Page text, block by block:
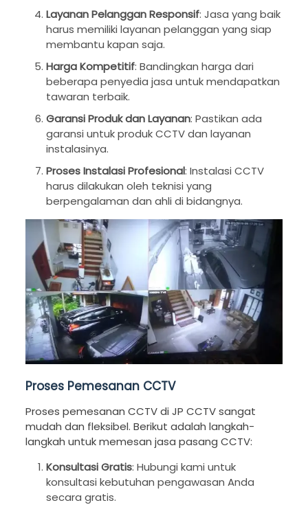
Layanan Pelanggan Responsif: Jasa yang baik
harus memiliki layanan pelanggan yang siap
membantu kapan saja.
Harga Kompetitif: Bandingkan harga dari
beberapa penyedia jasa untuk mendapatkan
tawaran terbaik.
Garansi Produk dan Layanan: Pastikan ada
garansi untuk produk CCTV dan layanan
instalasinya.
Proses Instalasi Profesional: Instalasi CCTV
harus dilakukan oleh teknisi yang
berpengalaman dan ahli di bidangnya.
Proses Pemesanan CCTV
Proses pemesanan CCTV di JP CCTV sangat
mudah dan fleksibel. Berikut adalah langkah-
langkah untuk memesan jasa pasang CCTV:
Konsultasi Gratis: Hubungi kami untuk
konsultasi kebutuhan pengawasan Anda
secara gratis.